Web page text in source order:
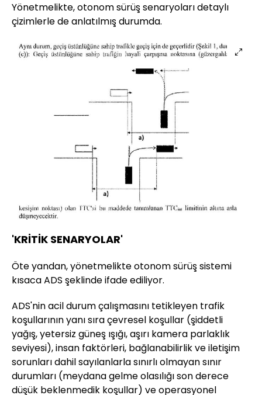
Yönetmelikte, otonom sürüş senaryoları detaylı
çizimlerle de anlatılmış durumda.
'KRİTİK SENARYOLAR'
Öte yandan, yönetmelikte otonom sürüş sistemi
kısaca ADS şeklinde ifade ediliyor.
ADS'nin acil durum çalışmasını tetikleyen trafik
koşullarının yanı sıra çevresel koşullar (şiddetli
yağış, yetersiz güneş ışığı, aşırı kamera parlaklık
seviyesi), insan faktörleri, bağlanabilirlik ve iletişim
sorunları dahil sayılanlarla sınırlı olmayan sınır
durumları (meydana gelme olasılığı son derece
düşük beklenmedik koşullar) ve operasyonel